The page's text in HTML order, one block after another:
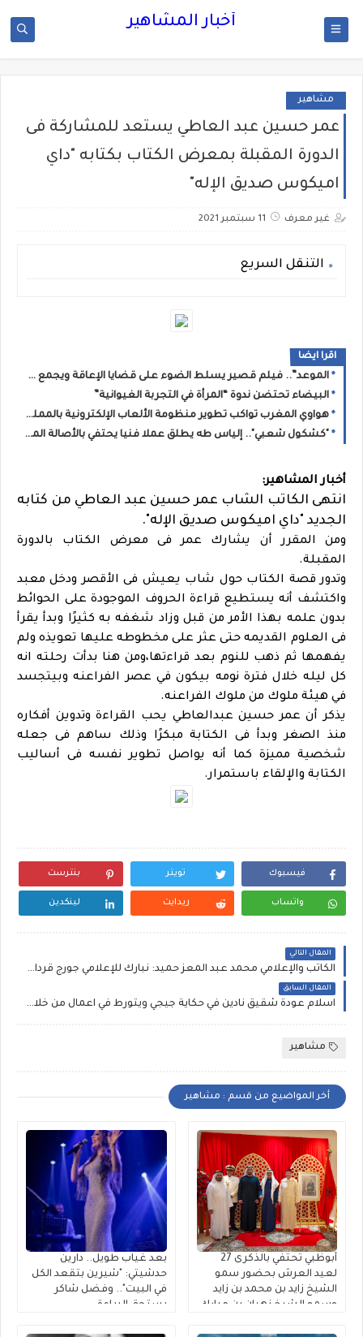
أخبار المشاهير
مشاهير
عمر حسين عبد العاطي يستعد للمشاركة فى
الدورة المقبلة بمعرض الكتاب بكتابه "داي
اميكوس صديق الإله"
غير معرف 11 سبتمبر 2021
التنقل السريع
اقرا ايضا
الموعد”.. فيلم قصير يسلط الضوء على قضايا الإعاقة ويجمع مهنيي السينما بالرباط
البيضاء تحتضن ندوة “المرأة في التجربة الغيوانية”
هواوي المغرب تواكب تطوير منظومة الألعاب الإلكترونية بالمملكة بمناسبة Morocco Gaming Expo 2026
"كشكول شعبي".. إلياس طه يطلق عملا فنيا يحتفي بالأصالة المغربية
أخبار المشاهير:
انتهى الكاتب الشاب عمر حسين عبد العاطي من كتابه
الجديد "داي اميكوس صديق الإله".
ومن المقرر أن يشارك عمر فى معرض الكتاب بالدورة
المقبلة.
وتدور قصة الكتاب حول شاب يعيش فى الأقصر ودخل معبد
واكتشف أنه يستطيع قراءة الحروف الموجودة على الحوائط
بدون علمه بهذا الأمر من قبل وزاد شغفه به كثيرًا وبدأ يقرأ
فى العلوم القديمه حتى عثر على مخطوطه عليها تعويذه ولم
يفهمها ثم ذهب للنوم بعد قراءتها،ومن هنا بدأت رحلته انه
كل ليله خلال فترة نومه بيكون في عصر الفراعنه وبيتجسد
في هيئة ملوك من ملوك الفراعنه.
يذكر أن عمر حسين عبدالعاطي يحب القراءة وتدوين أفكاره
منذ الصغر وبدأ فى الكتابة مبكرًا وذلك ساهم فى جعله
شخصية مميزة كما أنه يواصل تطوير نفسه فى أساليب
الكتابة والإلقاء باستمرار.
فيسبوك تويتر بنترست
واتساب ريدايت لينكدين
المقال التالي
الكاتب والإعلامي محمد عبد المعز حميد: نبارك للإعلامي جورج قرداحي على تنصيبه وزيرا
المقال السابق
اسلام عودة شقيق نادين في حكاية جيجي ويتورط في اعمال من خلال السوشيال ميديا
مشاهير
أخر المواضيع من قسم : مشاهير
أبوظبي تحتفي بالذكرى 27
لعيد العرش بحضور سمو
الشيخ زايد بن محمد بن زايد
وسمو الشيخ نهيان بن مبارك
بعد غياب طويل.. دارين
حدشيتي: "شيرين بتقعد الكل
في البيت".. وفضل شاكر
يستحق البراءة